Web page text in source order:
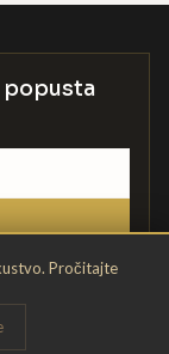
Pročitajte